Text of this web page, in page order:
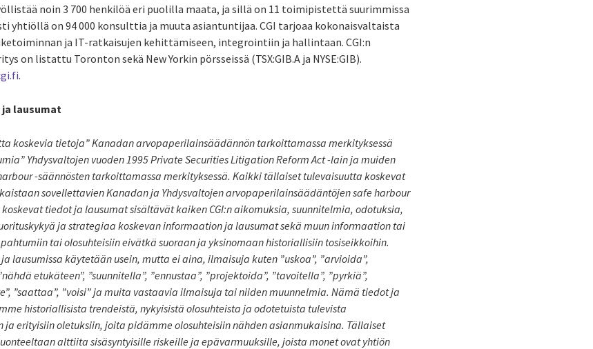
noin 3 700 henkilöä eri puolilla maata, ja sillä on 11 toimipistettä suurimmissa
yhtiöllä on 94 000 konsulttia ja muuta asiantuntijaa. CGI tarjoaa kokonaisvaltaista
ja IT-ratkaisujen kehittämiseen, integrointiin ja hallintaan. CGI:n
on listattu Toronton sekä New Yorkin pörsseissä (TSX:GIB.A ja NYSE:GIB).
.
lausumat
koskevia tietoja” Kanadan arvopaperilainsäädännön tarkoittamassa merkityksessä
Yhdysvaltojen vuoden 1995 Private Securities Litigation Reform Act -lain ja muiden
-säännösten tarkoittamassa merkityksessä. Kaikki tällaiset tulevaisuutta koskevat
sovellettavien Kanadan ja Yhdysvaltojen arvopaperilainsäädäntöjen safe harbour
tiedot ja lausumat sisältävät kaiken CGI:n aikomuksia, suunnitelmia, odotuksia,
ja strategiaa koskevan informaation ja lausumat sekä muun informaation tai
tai olosuhteisiin eivätkä suoraan ja yksinomaan historiallisiin tosiseikkoihin.
lausumissa käytetään usein, mutta ei aina, ilmaisuja kuten ”uskoa”, ”arvioida”,
etukäteen”, ”suunnitella”, ”ennustaa”, ”projektoida”, ”tavoitella”, ”pyrkiä”,
”saattaa”, ”voisi” ja muita vastaavia ilmaisuja tai niiden muunnelmia. Nämä tiedot ja
historiallisista trendeistä, nykyisistä olosuhteista ja odotetuista tulevista
ja erityisiin oletuksiin, joita pidämme olosuhteisiin nähden asianmukaisina. Tällaiset
alttiita sisäsyntyisille riskeille ja epävarmuuksille, joista monet ovat yhtiön